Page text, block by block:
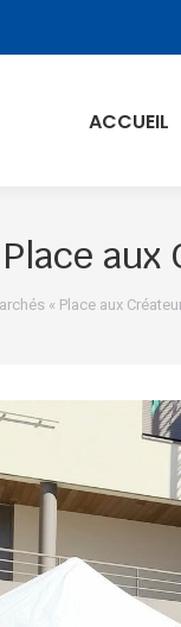
ACCUEIL
aux
« Place aux